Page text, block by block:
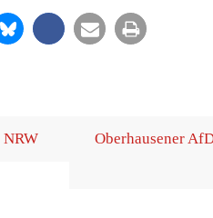
Ober­hau­se­ner